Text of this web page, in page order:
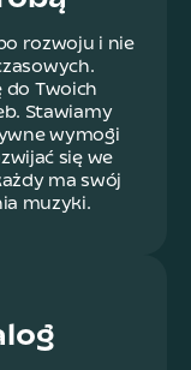
rozwoju i nie
do Twoich
Stawiamy
wymogi
się we
ma swój
muzyki.